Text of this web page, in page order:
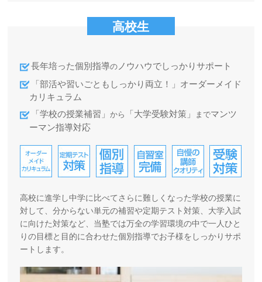
高校生
長年培った個別指導のノウハウでしっかりサポート
「部活や習いごともしっかり両立！」オーダーメイド
カリキュラム
「学校の授業補習」 から 「大学受験対策」 までマンツ
ーマン指導対応
高校に進学し中学に比べてさらに難しくなった学校の授業に
対して、分からない単元の補習や定期テスト対策、大学入試
に向けた対策など、当塾では万全の学習環境の中で一人ひと
りの目標と目的に合わせた個別指導でお子様をしっかりサポ
ートします。